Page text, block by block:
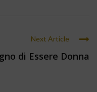
Next Article
di Essere Donna